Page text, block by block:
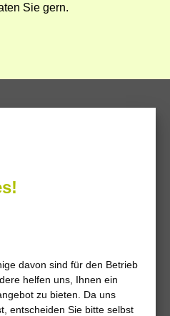
Sie gern.
Mi, Fr 8.00 – 12.00 Uhr
davon sind für den Betrieb
helfen uns, Ihnen ein
zu bieten. Da uns
entscheiden Sie bitte selbst